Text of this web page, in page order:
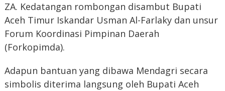
ZA. Kedatangan rombongan disambut Bupati
Aceh Timur Iskandar Usman Al-Farlaky dan unsur
Forum Koordinasi Pimpinan Daerah
(Forkopimda).
Adapun bantuan yang dibawa Mendagri secara
simbolis diterima langsung oleh Bupati Aceh